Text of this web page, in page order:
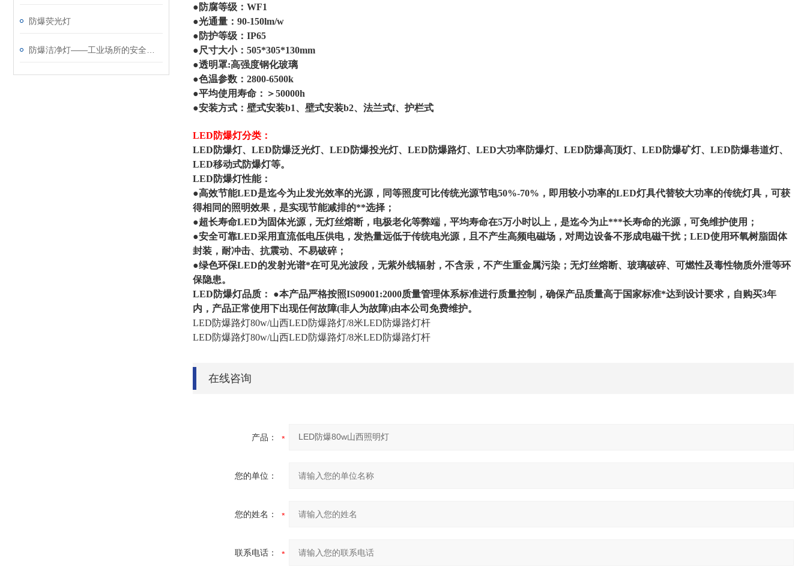
防爆荧光灯
●防腐等级：WF1
●光通量：90-150lm/w
●防护等级：IP65
●尺寸大小：505*305*130mm
●透明罩:高强度钢化玻璃
●色温参数：2800-6500k
●平均使用寿命：＞50000h
●安装方式：壁式安装b1、壁式安装b2、法兰式f、护栏式
LED防爆灯分类：
LED防爆灯、LED防爆泛光灯、LED防爆投光灯、LED防爆路灯、LED大功率防爆灯、LED防爆高顶灯、LED防爆矿灯、LED防爆巷道灯、
LED移动式防爆灯等。
LED防爆灯性能：
●高效节能LED是迄今为止发光效率的光源，同等照度可比传统光源节电50%-70%，即用较小功率的LED灯具代替较大功率的传统灯具，可获
得相同的照明效果，是实现节能减排的**选择；
●超长寿命LED为固体光源，无灯丝熔断，电极老化等弊端，平均寿命在5万小时以上，是迄今为止***长寿命的光源，可免维护使用；
●安全可靠LED采用直流低电压供电，发热量远低于传统电光源，且不产生高频电磁场，对周边设备不形成电磁干扰；LED使用环氧树脂固体
封装，耐冲击、抗震动、不易破碎；
●绿色环保LED的发射光谱*在可见光波段，无紫外线辐射，不含汞，不产生重金属污染；无灯丝熔断、玻璃破碎、可燃性及毒性物质外泄等环
保隐患。
LED防爆灯品质： ●本产品严格按照IS09001:2000质量管理体系标准进行质量控制，确保产品质量高于国家标准*达到设计要求，自购买3年
内，产品正常使用下出现任何故障(非人为故障)由本公司免费维护。
LED防爆路灯80w/山西LED防爆路灯/8米LED防爆路灯杆
LED防爆路灯80w/山西LED防爆路灯/8米LED防爆路灯杆
在线咨询
产品：
您的单位：
您的姓名：
联系电话：